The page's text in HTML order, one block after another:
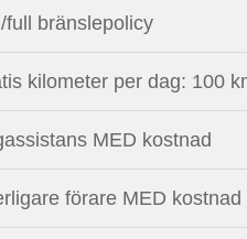
full bränslepolicy
kilometer per dag: 100
MED kostnad
förare MED kostnad